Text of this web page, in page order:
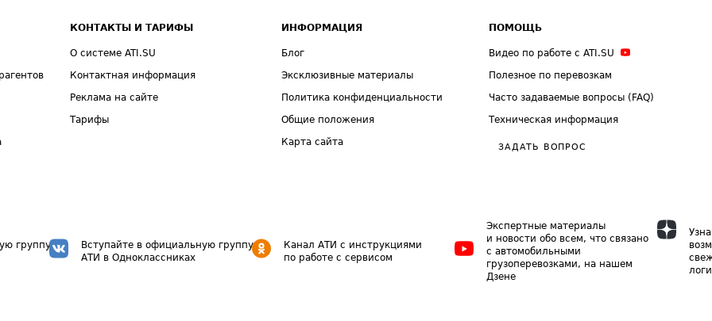
КОНТАКТЫ И ТАРИФЫ
О системе ATI.SU
Контактная информация
Реклама на сайте
Тарифы
ИНФОРМАЦИЯ
Блог
Эксклюзивные материалы
Политика конфиденциальности
Общие положения
Карта сайта
ПОМОЩЬ
Видео по работе с ATI.SU
Полезное по перевозкам
Часто задаваемые вопросы (FAQ)
Техническая информация
ЗАДАТЬ ВОПРОС
группу
Вступайте в официальную группу
АТИ в Одноклассниках
Канал АТИ с инструкциями
по работе с сервисом
Экспертные материалы
и новости обо всем, что связано
с автомобильными
грузоперевозками, на нашем
Дзене